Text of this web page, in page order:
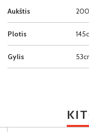
Aukštis
Plotis
Gylis